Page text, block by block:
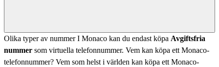
Olika typer av nummer I Monaco kan du endast köpa Avgiftsfria
nummer som virtuella telefonnummer. Vem kan köpa ett Monaco-
telefonnummer? Vem som helst i världen kan köpa ett Monaco-